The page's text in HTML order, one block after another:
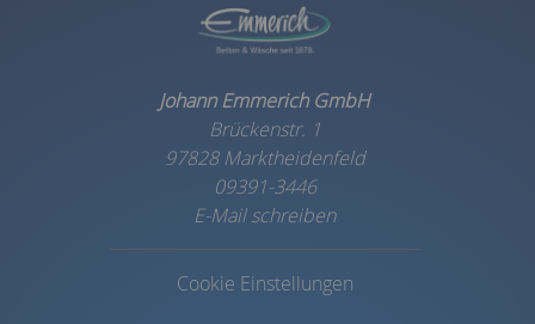
Johann Emmerich GmbH
Brückenstr. 1
97828 Marktheidenfeld
09391-3446
E-Mail schreiben
Cookie Einstellungen